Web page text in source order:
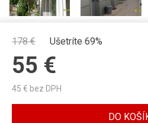
178€ Ušetríte 69%
55 €
45 € bez DPH
DO